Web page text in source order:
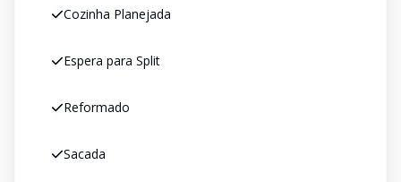
Cozinha Planejada
Espera para Split
Reformado
Sacada